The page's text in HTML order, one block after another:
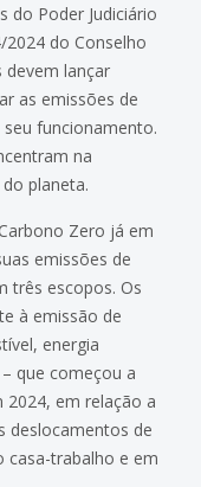
do Poder Judiciário
do Conselho
devem lançar
as emissões de
funcionamento.
na
planeta.
Zero já em
emissões de
três escopos. Os
à emissão de
energia
que começou a
2024, em relação a
deslocamentos de
casa-trabalho e em